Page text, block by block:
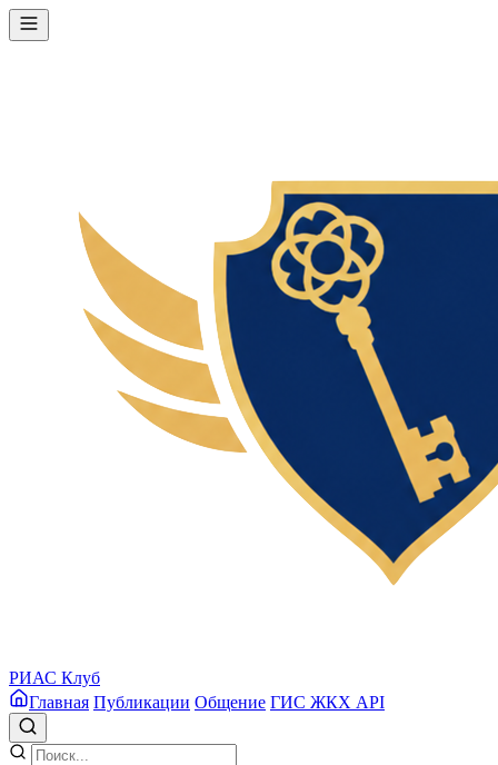
РИАС Клуб
Главная Публикации Общение ГИС ЖКХ API